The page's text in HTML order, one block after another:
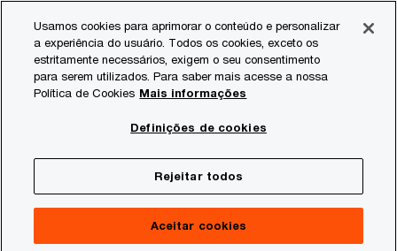
content
footer
Quem Somos
Independência –
Assuntos de Família
#ThinkCheckpoint
Usamos cookies para aprimorar o conteúdo e personalizar
a experiência do usuário. Todos os cookies, exceto os
estritamente necessários, exigem o seu consentimento
para serem utilizados. Para saber mais acesse a nossa
Política de Cookies Mais informações
Definições de cookies
Rejeitar todos
Aceitar cookies